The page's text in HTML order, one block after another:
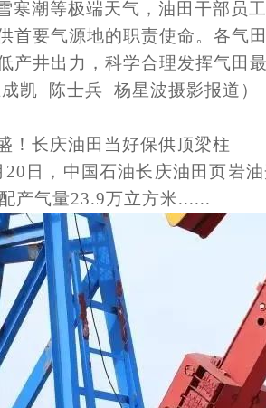
寒潮等极端天气，油田干部员
首要气源地的职责使命。各气
产井出力，科学合理发挥气田
成凯 陈士兵 杨星波摄影报道）
！长庆油田当好保供顶梁柱
20日，中国石油长庆油田页岩
产气量23.9万立方米......